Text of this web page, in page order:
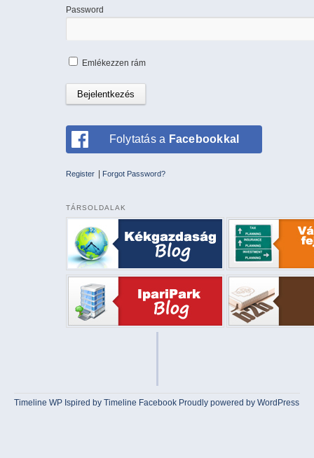
Password
Emlékezzen rám
Folytatás a Facebookkal
Register | Forgot Password?
TÁRSOLDALAK
Timeline WP Ispired byTimeline Facebook Proudly powered by WordPress